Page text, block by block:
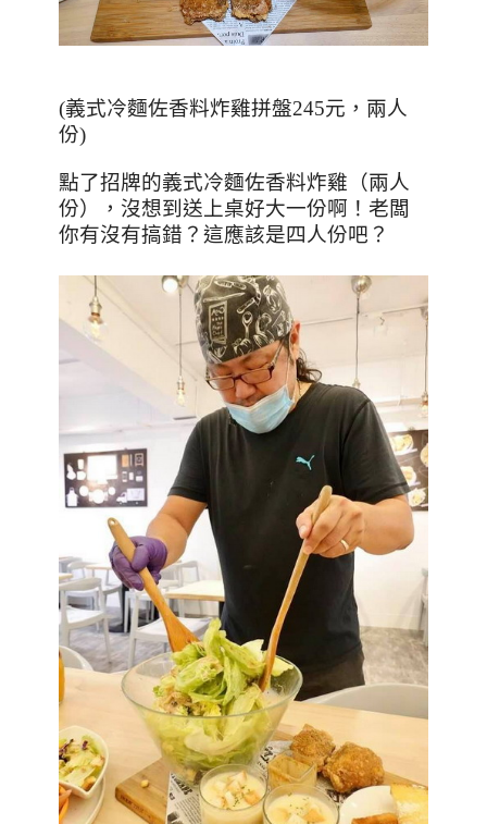
(義式冷麵佐香料炸雞拼盤245元，兩人
份)
點了招牌的義式冷麵佐香料炸雞（兩人
份），沒想到送上桌好大一份啊！老闆
你有沒有搞錯？這應該是四人份吧？